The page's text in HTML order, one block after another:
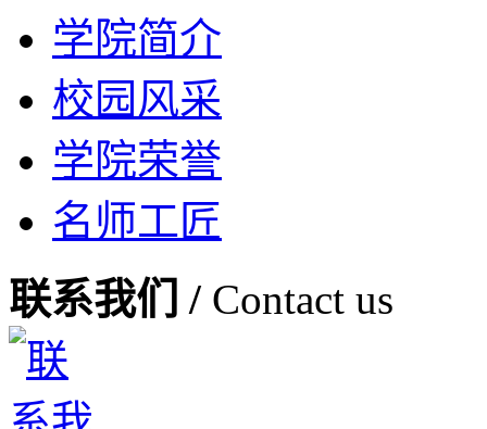
学院简介
校园风采
学院荣誉
名师工匠
联系我们 / Contact us